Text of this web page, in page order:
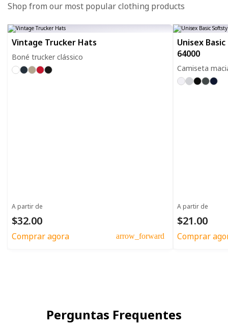
Shop from our most popular clothing products
Vintage Trucker Hats
Boné trucker clássico
A partir de
$32.00
Comprar agora arrow_forward
Unisex
64000
Camiseta
A partir de
$21.00
Comprar
Perguntas Frequentes